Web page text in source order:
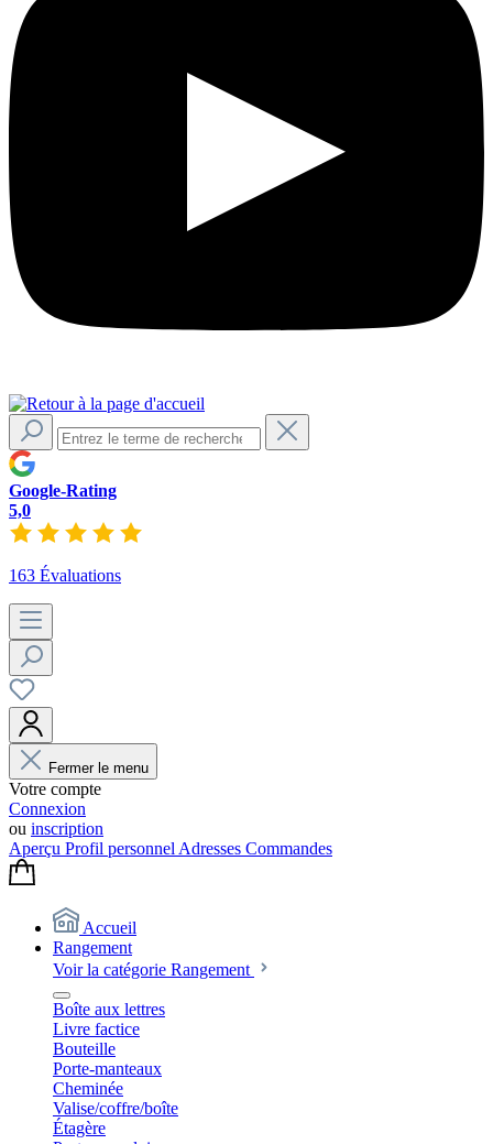
Google-Rating
5,0
163 Évaluations
Fermer le menu
Votre compte
Connexion
ou inscription
Aperçu Profil personnel Adresses Commandes
Accueil
Rangement
Voir la catégorie Rangement
Boîte aux lettres
Livre factice
Bouteille
Porte-manteaux
Cheminée
Valise/coffre/boîte
Étagère